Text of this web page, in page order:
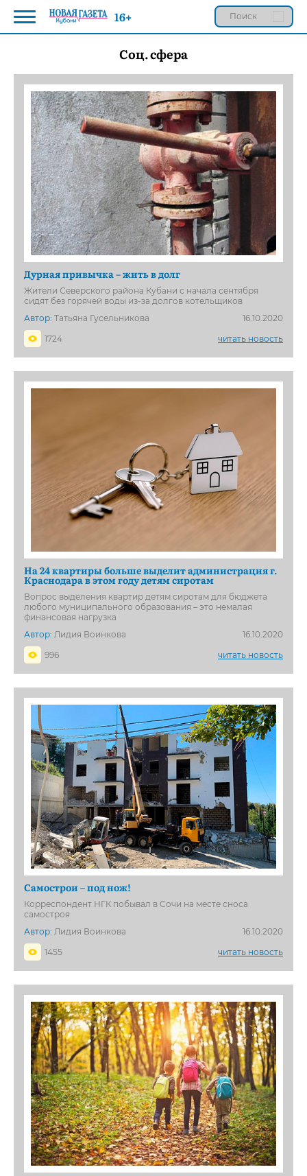
Соц. сфера
Дурная привычка – жить в долг
Жители Северского района Кубани с начала сентября
сидят без горячей воды из-за долгов котельщиков
Автор: Татьяна Гусельникова
16.10.2020
1724
читать новость
На 24 квартиры больше выделит администрация г.
Краснодара в этом году детям сиротам
Вопрос выделения квартир детям сиротам для бюджета
любого муниципального образования – это немалая
финансовая нагрузка
Автор: Лидия Воинкова
16.10.2020
996
читать новость
Самострои – под нож!
Корреспондент НГК побывал в Сочи на месте сноса
самостроя
Автор: Лидия Воинкова
16.10.2020
1455
читать новость
16+